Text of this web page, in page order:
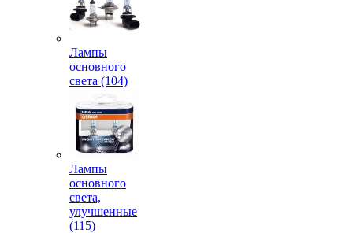
Лампы
основного
света (104)
Лампы
основного
света,
улучшенные
(115)